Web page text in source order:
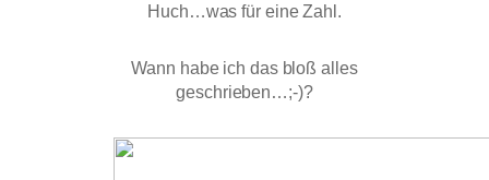
Huch…was für eine Zahl.
Wann habe ich das bloß alles
geschrieben…;-)?